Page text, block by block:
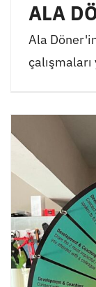
ALA
Ala
çalışmaları